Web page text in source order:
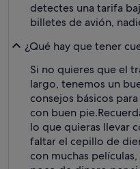
detectes una tarifa
billetes de avión,
¿Qué hay que tener
Si no quieres que el
largo, tenemos un
consejos básicos
con buen pie.
lo que quieras llevar
faltar el cepillo de
con muchas